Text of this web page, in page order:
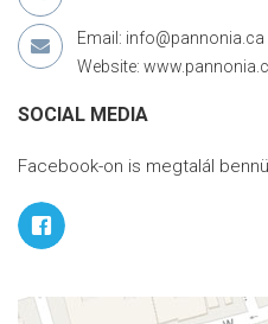
Email: info@pannonia.ca
Website:
SOCIAL MEDIA
Facebook-on is megtalál